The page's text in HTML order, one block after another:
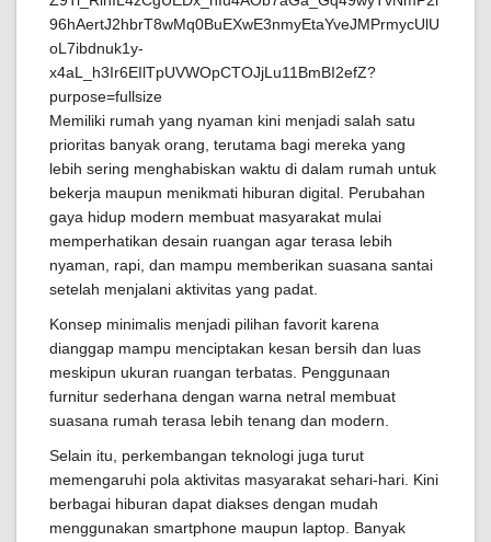
Memiliki rumah yang nyaman kini menjadi salah satu
prioritas banyak orang, terutama bagi mereka yang
lebih sering menghabiskan waktu di dalam rumah untuk
bekerja maupun menikmati hiburan digital. Perubahan
gaya hidup modern membuat masyarakat mulai
memperhatikan desain ruangan agar terasa lebih
nyaman, rapi, dan mampu memberikan suasana santai
setelah menjalani aktivitas yang padat.
Konsep minimalis menjadi pilihan favorit karena
dianggap mampu menciptakan kesan bersih dan luas
meskipun ukuran ruangan terbatas. Penggunaan
furnitur sederhana dengan warna netral membuat
suasana rumah terasa lebih tenang dan modern.
Selain itu, perkembangan teknologi juga turut
memengaruhi pola aktivitas masyarakat sehari-hari. Kini
berbagai hiburan dapat diakses dengan mudah
menggunakan smartphone maupun laptop. Banyak